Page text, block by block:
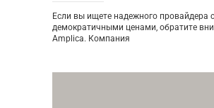
Если вы ищете надежного провайдера
демократичными ценами, обратите
Amplica. Компания